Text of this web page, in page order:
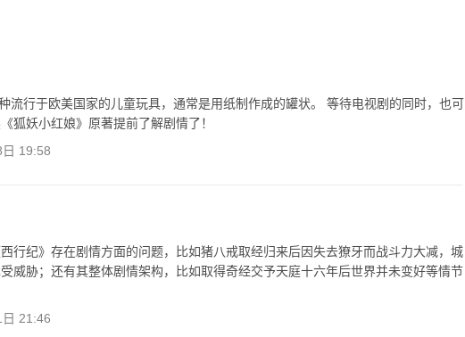
流行于欧美国家的儿童玩具，通常是用纸制作成的罐状。 等待电视剧的同时，也可
狐妖小红娘》原著提前了解剧情了！
19:58
行纪》存在剧情方面的问题，比如猪八戒取经归来后因失去獠牙而战斗力大减，城
威胁；还有其整体剧情架构，比如取得奇经交予天庭十六年后世界并未变好等情节
21:46